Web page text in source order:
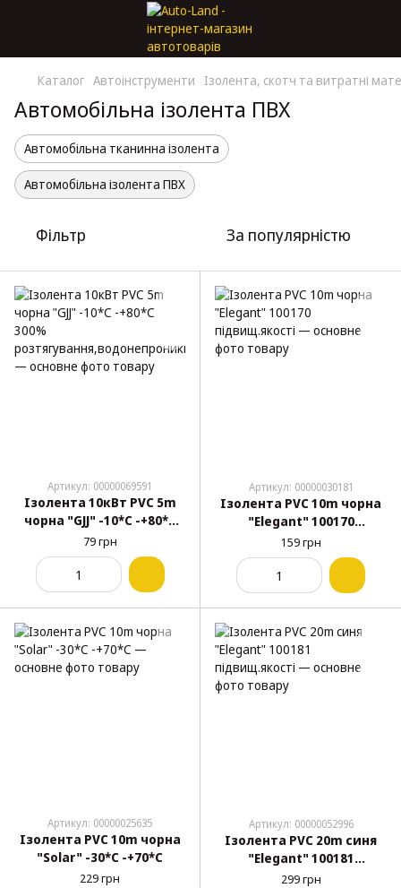
Каталог Автоінструменти Ізолента, скотч та витратні
Автомобільна ізолента ПВХ
Автомобільна тканинна ізолента
Автомобільна ізолента ПВХ
Фільтр За популярністю
Артикул: 00000069591
Ізолента 10кВт PVC 5m
чорна "GJJ" -10*С -+80*С
300%
розтягування,водонепро
никна
79 грн
Артикул: 00000030181
Ізолента PVC 10m чорна
"Elegant" 100170
підвищ.якості
159 грн
Артикул: 00000025635
Ізолента PVC 10m чорна
"Solar" -30*С -+70*С
229 грн
Артикул: 00000052996
Ізолента PVC 20m синя
"Elegant" 100181
підвищ.якості
299 грн